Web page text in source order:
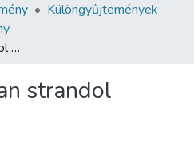
Különgyűjtemények
Télen is vidáman strandol Budapest
strandol